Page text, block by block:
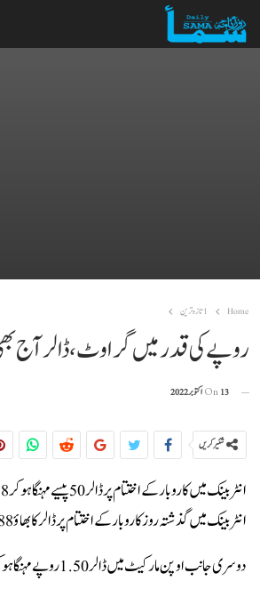
Home 1تازہ ترین
روپےکی قدر میں گراوٹ، ڈالر آج بھی
On13 اکتوبر 2022
شئیر کریں
انٹربینک میں گذشتہ روز کاروبار کے اختتام پر ڈالر کا بھاؤ 217.88 روپے تھا۔
دوسری جانب اوپن مارکیٹ میں ڈالر 1.50 روپے مہنگا ہوکر 222 روپےکا ہے۔